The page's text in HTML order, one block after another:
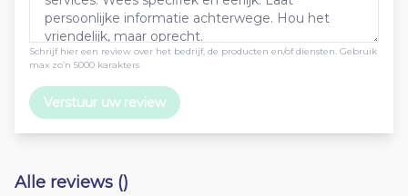
Schrijf hier een review over het bedrijf, de producten en/of diensten. Gebruik
max zo’n 5000 karakters
Verstuur uw review
Alle reviews ()